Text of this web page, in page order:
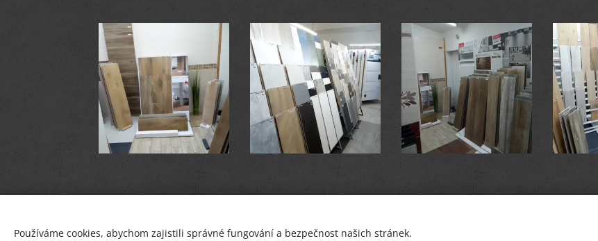
Používáme cookies, abychom zajistili správné fungování a bezpečnost našich stránek.